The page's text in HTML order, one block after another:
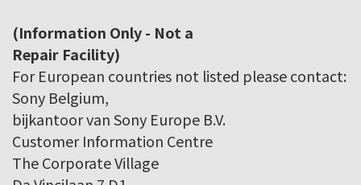
(Information Only - Not a
Repair Facility)
For European countries not listed please contact:
Sony Belgium,
bijkantoor van Sony Europe B.V.
Customer Information Centre
The Corporate Village